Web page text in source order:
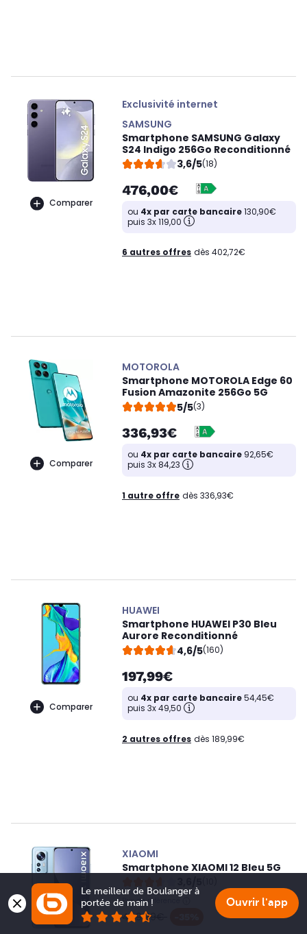
Comparer
Exclusivité internet
SAMSUNG
Smartphone SAMSUNG Galaxy
S24 Indigo 256Go Reconditionné
3,6/5(18)
476,00€
ou 4x par carte bancaire130,90€
puis 3x 119,00
6 autres offres dès 402,72€
Comparer
MOTOROLA
Smartphone MOTOROLA Edge 60
Fusion Amazonite 256Go 5G
5/5(3)
336,93€
ou 4x par carte bancaire 92,65€
puis 3x 84,23
1 autre offre dès 336,93€
Comparer
HUAWEI
Smartphone HUAWEI P30 Bleu
Aurore Reconditionné
4,6/5(160)
197,99€
ou 4x par carte bancaire54,45€
puis 3x 49,50
2 autres offres dès 189,99€
XIAOMI
Smartphone XIAOMI 12 Bleu 5G
Prix de référence
oldPrice
449,99€
Le meilleur de Boulanger à
portée de main !
Ouvrir l'app